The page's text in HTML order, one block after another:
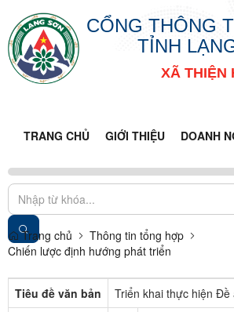
CỔNG THÔNG
TỈNH
XÃ THIỆN
TRANG CHỦ GIỚI THIỆU DOANH
Trang chủ
Thông tin tổng hợp
Chiến lược định hướng phát triển
Tiêu đề văn bản
Triển khai thực hiện